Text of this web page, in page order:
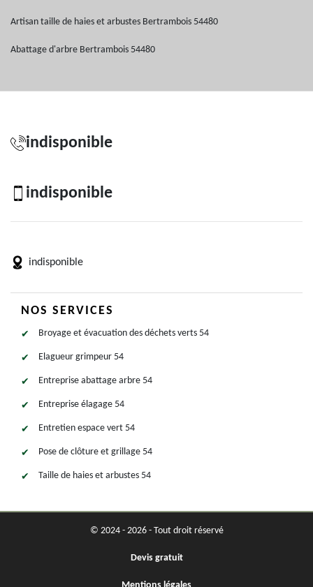
Artisan taille de haies et arbustes Bertrambois 54480
Abattage d'arbre Bertrambois 54480
indisponible
indisponible
indisponible
NOS SERVICES
Broyage et évacuation des déchets verts 54
Elagueur grimpeur 54
Entreprise abattage arbre 54
Entreprise élagage 54
Entretien espace vert 54
Pose de clôture et grillage 54
Taille de haies et arbustes 54
© 2024 - 2026 - Tout droit réservé
Devis gratuit